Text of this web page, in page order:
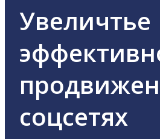
Увеличтье
соцсетях